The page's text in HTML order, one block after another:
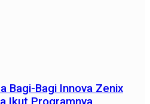
Bagi-Bagi Innova Zenix
Ikut Programnya